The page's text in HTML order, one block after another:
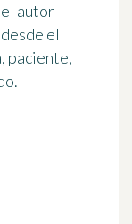
autor
el
paciente,